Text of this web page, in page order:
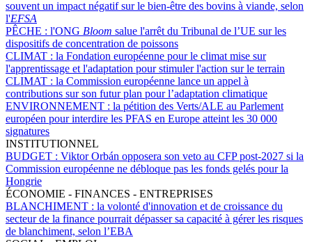
souvent un impact négatif sur le bien-être des bovins à viande, selon
l'EFSA
PÊCHE : l'ONG Bloom salue l'arrêt du Tribunal de l’UE sur les
dispositifs de concentration de poissons
CLIMAT : la Fondation européenne pour le climat mise sur
l'apprentissage et l'adaptation pour stimuler l'action sur le terrain
CLIMAT : la Commission européenne lance un appel à
contributions sur son futur plan pour l’adaptation climatique
ENVIRONNEMENT : la pétition des Verts/ALE au Parlement
européen pour interdire les PFAS en Europe atteint les 30 000
signatures
INSTITUTIONNEL
BUDGET : Viktor Orbán opposera son veto au CFP post-2027 si la
Commission européenne ne débloque pas les fonds gelés pour la
Hongrie
ÉCONOMIE - FINANCES - ENTREPRISES
BLANCHIMENT : la volonté d'innovation et de croissance du
secteur de la finance pourrait dépasser sa capacité à gérer les risques
de blanchiment, selon l’EBA